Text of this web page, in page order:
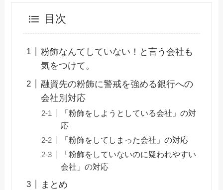
目次
粉飾なんてしていない！と言う会社も
気をつけて。
融資先の粉飾に警戒を強める銀行への
会社別対応
「粉飾をしようとしている会社」の対
応
「粉飾をしてしまった会社」の対応
「粉飾をしていないのに疑われやすい
会社」の対応
まとめ